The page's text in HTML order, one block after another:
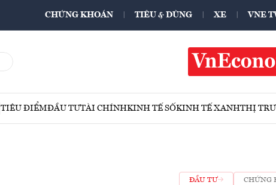
CHỨNG KHOÁN TIÊU & DÙNG XE VNE
TIÊU ĐIỂMĐẦU TƯTÀI CHÍNHKINH TẾ SỐKINH TẾ XANHTHỊ
ĐẦU TƯ CHỨNG